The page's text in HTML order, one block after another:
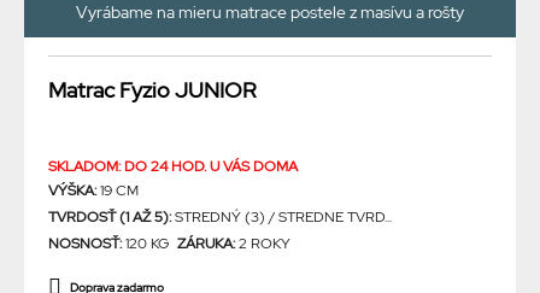
Vyrábame na mieru matrace postele z masívu a rošty
Matrac Fyzio JUNIOR
SKLADOM: DO 24 HOD. U VÁS DOMA
VÝŠKA:19 CM
TVRDOSŤ (1 AŽ 5):STREDNÝ (3) / STREDNE TVRD...
NOSNOSŤ:120 KG ZÁRUKA:2 ROKY
Doprava zadarmo